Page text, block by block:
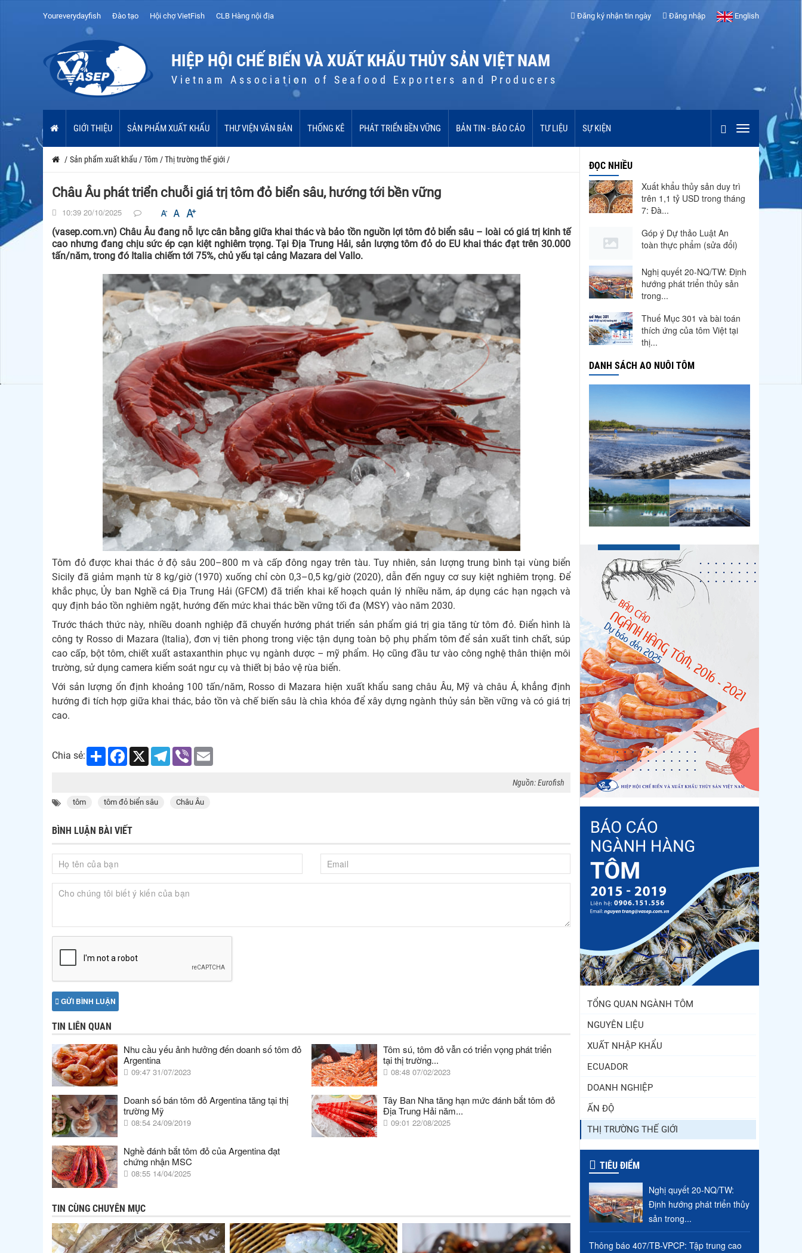
Youreverydayfish Đào tạo Hội chợ VietFish CLB Hàng nội địa Đăng ký nhận tin ngày Đăng nhập English
HIỆP HỘI CHẾ BIẾN VÀ XUẤT KHẨU THỦY SẢN VIỆT NAM
Vietnam Association of Seafood Exporters and Producers
GIỚI THIỆU SẢN PHẨM XUẤT KHẨU THƯ VIỆN VĂN BẢN THỐNG KÊ PHÁT TRIỂN BỀN VỮNG BẢN TIN - BÁO CÁO TƯ LIỆU SỰ KIỆN
/ Sản phẩm xuất khẩu /Tôm /Thị trường thế giới /
Châu Âu phát triển chuỗi giá trị tôm đỏ biển sâu, hướng tới bền vững
10:39 20/10/2025
(vasep.com.vn) Châu Âu đang nỗ lực cân bằng giữa khai thác và bảo tồn nguồn lợi tôm đỏ biển sâu – loài có giá trị kinh tế
cao nhưng đang chịu sức ép cạn kiệt nghiêm trọng. Tại Địa Trung Hải, sản lượng tôm đỏ do EU khai thác đạt trên 30.000
tấn/năm, trong đó Italia chiếm tới 75%, chủ yếu tại cảng Mazara del Vallo.
Tôm đỏ được khai thác ở độ sâu 200–800 m và cấp đông ngay trên tàu. Tuy nhiên, sản lượng trung bình tại vùng biển
Sicily đã giảm mạnh từ 8 kg/giờ (1970) xuống chỉ còn 0,3–0,5 kg/giờ (2020), dẫn đến nguy cơ suy kiệt nghiêm trọng. Để
khắc phục, Ủy ban Nghề cá Địa Trung Hải (GFCM) đã triển khai kế hoạch quản lý nhiều năm, áp dụng các hạn ngạch và
quy định bảo tồn nghiêm ngặt, hướng đến mức khai thác bền vững tối đa (MSY) vào năm 2030.
Trước thách thức này, nhiều doanh nghiệp đã chuyển hướng phát triển sản phẩm giá trị gia tăng từ tôm đỏ. Điển hình là
công ty Rosso di Mazara (Italia), đơn vị tiên phong trong việc tận dụng toàn bộ phụ phẩm tôm để sản xuất tinh chất, súp
cao cấp, bột tôm, chiết xuất astaxanthin phục vụ ngành dược – mỹ phẩm. Họ cũng đầu tư vào công nghệ thân thiện môi
trường, sử dụng camera kiểm soát ngư cụ và thiết bị bảo vệ rùa biển.
Với sản lượng ổn định khoảng 100 tấn/năm, Rosso di Mazara hiện xuất khẩu sang châu Âu, Mỹ và châu Á, khẳng định
hướng đi tích hợp giữa khai thác, bảo tồn và chế biến sâu là chìa khóa để xây dựng ngành thủy sản bền vững và có giá trị
cao.
Chia sẻ: Share Facebook
X Telegram
Viber
Nguồn: Eurofish
tôm tôm đỏ biển sâu Châu Âu
BÌNH LUẬN BÀI VIẾT
GỬI BÌNH LUẬN
TIN LIÊN QUAN
Nhu cầu yếu ảnh hưởng đến doanh số tôm đỏ
Argentina
09:47 31/07/2023
Tôm sú, tôm đỏ vẫn có triển vọng phát triển
tại thị trường...
08:48 07/02/2023
Doanh số bán tôm đỏ Argentina tăng tại thị
trường Mỹ
08:54 24/09/2019
Tây Ban Nha tăng hạn mức đánh bắt tôm đỏ
Địa Trung Hải năm...
09:01 22/08/2025
Nghề đánh bắt tôm đỏ của Argentina đạt
chứng nhận MSC
08:55 14/04/2025
TIN CÙNG CHUYÊN MỤC
ĐỌC NHIỀU
Xuất khẩu thủy sản duy trì
trên 1,1 tỷ USD trong tháng
7: Đà...
Góp ý Dự thảo Luật An
toàn thực phẩm (sửa đổi)
Nghị quyết 20-NQ/TW: Định
hướng phát triển thủy sản
trong...
Thuế Mục 301 và bài toán
thích ứng của tôm Việt tại
thị...
Nguồn cung giảm, giá cá rô
Điểm tin thủy sản thế giới
ngày 3/8/2026
Trung Quốc tăng mạnh
nhập khẩu mực, trong khi
nguồn cung...
Thông báo 407/TB-VPCP:
Tập trung cao độ, tạo
chuyển biến...
Còn chưa đầy 3 tuần đến
Vietfish 2026: Sẵn sàng
cho chuỗi...
Doanh nghiệp thủy sản
cùng lúc đối mặt nhiều áp
lực
DANH SÁCH AO NUÔI TÔM
TỔNG QUAN NGÀNH TÔM
NGUYÊN LIỆU
XUẤT NHẬP KHẨU
ECUADOR
DOANH NGHIỆP
ẤN ĐỘ
THỊ TRƯỜNG THẾ GIỚI
TIÊU ĐIỂM
Nghị quyết 20-NQ/TW:
Định hướng phát triển thủy
sản trong...
Thông báo 407/TB-VPCP: Tập trung cao